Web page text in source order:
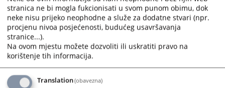
to
get
the
keyboard
shortcuts
for
changing
dates.
to
get
the
shortcuts
for
changing
dates.
21.01.2022.
План јавних набавки за 2022. годину
26.01.2021.
План јавних набавки за 2021. годину
31.01.2020.
План јавних набавки за 2020. годину
stranica ne bi mogla fukcionisati u svom punom obimu, dok
neke nisu prijeko neophodne a služe za dodatne stvari (npr.
procjenu nivoa posjećenosti, budućeg usavršavanja
stranice...).
Na ovom mjestu možete dozvoliti ili uskratiti pravo na
korištenje tih informacija.
Translation(obavezna)